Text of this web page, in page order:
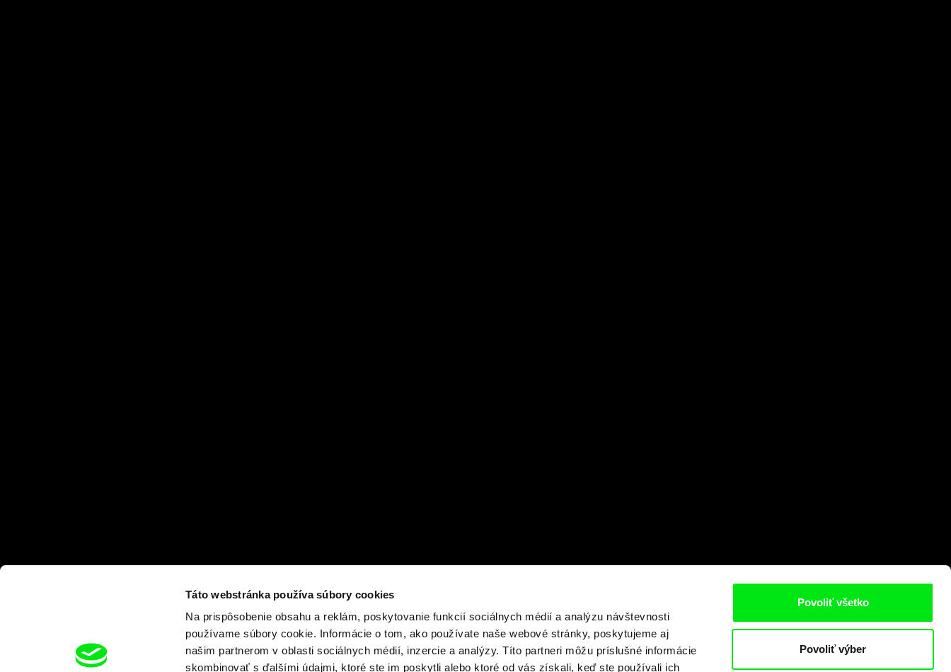
Táto webstránka používa súbory cookies
Na prispôsobenie obsahu a reklám, poskytovanie funkcií sociálnych médií a analýzu návštevnosti
používame súbory cookie. Informácie o tom, ako používate naše webové stránky, poskytujeme aj
našim partnerom v oblasti sociálnych médií, inzercie a analýzy. Títo partneri môžu príslušné informácie
skombinovať s ďalšími údajmi, ktoré ste im poskytli alebo ktoré od vás získali, keď ste používali ich
Povoliť všetko
Povoliť výber